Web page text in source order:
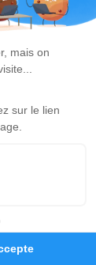
photos
pensées
endroit
la